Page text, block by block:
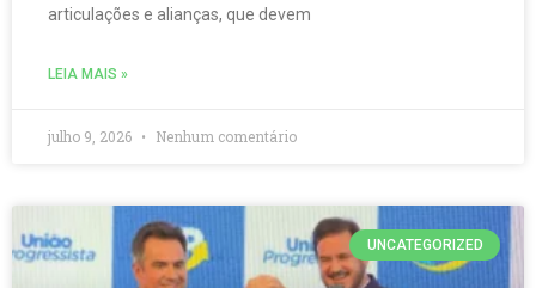
articulações e alianças, que devem
LEIA MAIS »
julho 9, 2026 Nenhum comentário
UNCATEGORIZED